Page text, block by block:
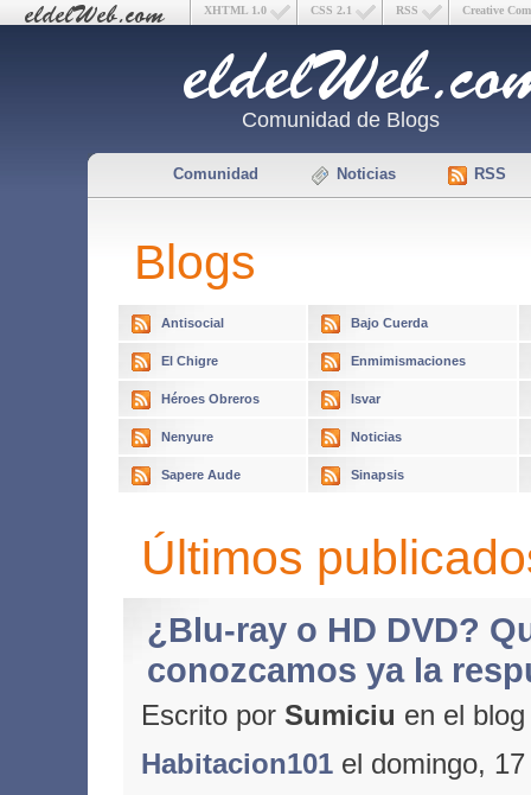
Creative
RSS
CSS 2.1
XHTML 1.0
Comunidad de Blogs
Comunidad Noticias RSS
Blogs
Antisocial Bajo Cuerda
El Chigre Enmimismaciones
Héroes Obreros Isvar
Nenyure Noticias
Sapere Aude Sinapsis
Últimos
¿Blu-ray o HD DVD?
conozcamos ya la
Escrito por Sumiciu en el blog
Habitacion101el domingo, 17